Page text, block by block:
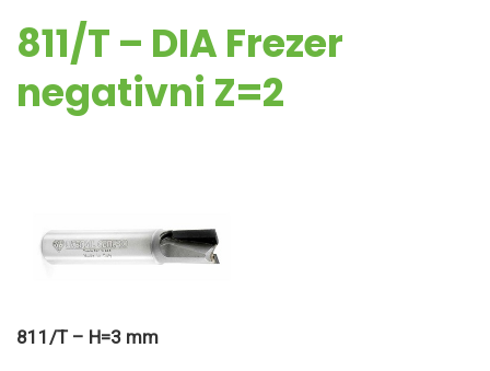
811/T – DIA Frezer
negativni Z=2
811/T – H=3 mm